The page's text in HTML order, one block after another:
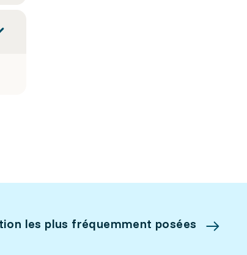
les plus fréquemment posées